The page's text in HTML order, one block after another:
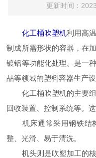
更新时间：
化工桶吹塑机利用高
制成所需形状的容器，在
镀铝等功能化处理。是一
品等领域的塑料容器生产设
化工桶吹塑机的主要组
回收装置、控制系统等。
机床通常采用钢铁结
整、光滑、易于清洗。
机头则是吹塑加工的核